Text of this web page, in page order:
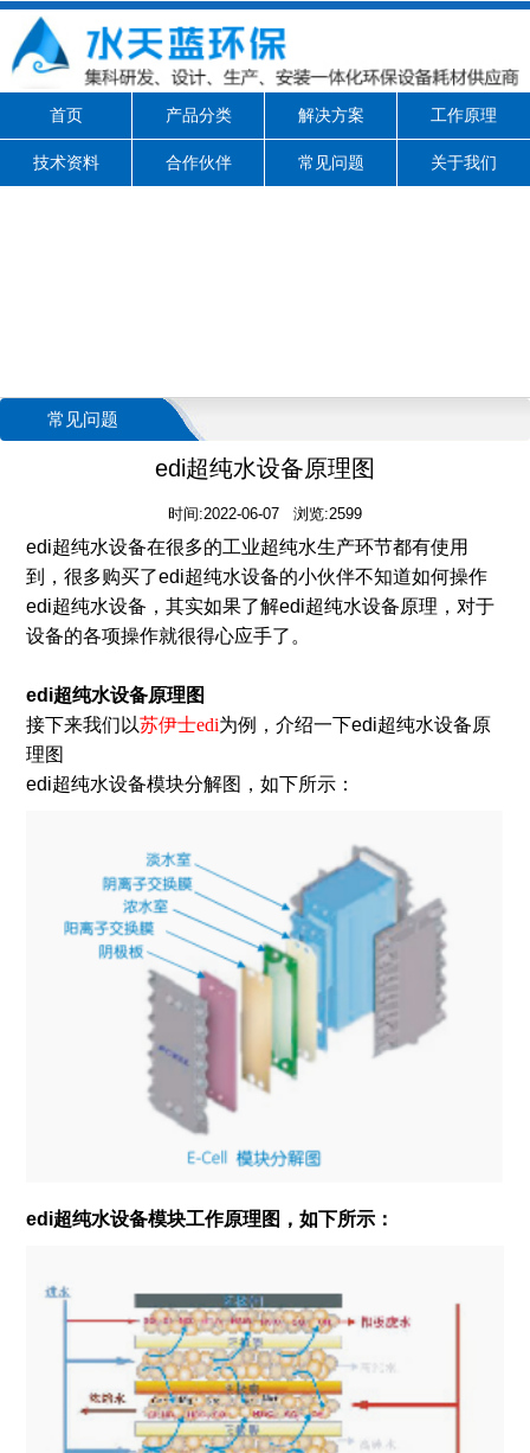
首页 产品分类 解决方案 工作原理
技术资料 合作伙伴 常见问题 关于我们
常见问题
edi超纯水设备原理图
时间:2022-06-07 浏览:2599
edi超纯水设备在很多的工业超纯水生产环节都有使用
到，很多购买了edi超纯水设备的小伙伴不知道如何操作
edi超纯水设备，其实如果了解edi超纯水设备原理，对于
设备的各项操作就很得心应手了。
edi超纯水设备原理图
接下来我们以苏伊士edi为例，介绍一下edi超纯水设备原
理图
edi超纯水设备模块分解图，如下所示：
edi超纯水设备模块工作原理图，如下所示：